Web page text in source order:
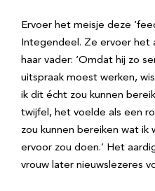
Ervoer het meisje deze
Integendeel. Ze ervoer het
haar vader: ‘Omdat hij zo
uitspraak moest werken,
ik dit écht zou kunnen
twijfel, het voelde als een
zou kunnen bereiken wat ik
ervoor zou doen.’ Het
vrouw later nieuwslezeres